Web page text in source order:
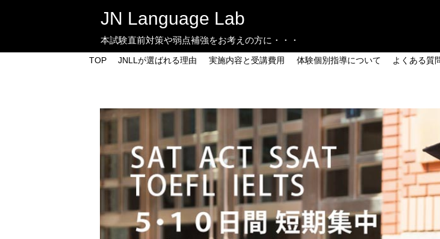
JN Language Lab
本試験直前対策や弱点補強をお考えの方に・・・
TOP JNLLが選ばれる理由 実施内容と受講費用 体験個別指導について よくある質